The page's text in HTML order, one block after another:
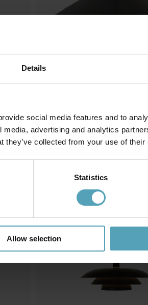
Details
social media features and to
advertising and analytics
they’ve collected from your use of
Statistics
Allow selection
PRISMATCH